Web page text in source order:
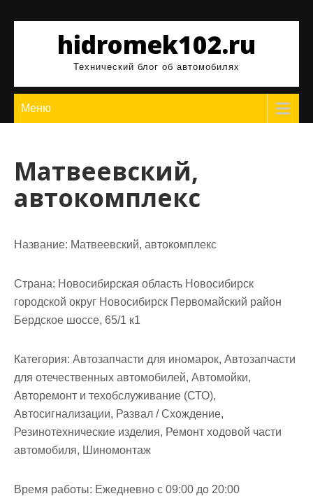
содержимомуhidromek102.ru
Технический блог об автомобилях
Меню
Матвеевский,
автокомплекс
Название: Матвеевский, автокомплекс
Страна: Новосибирская область Новосибирск
городской округ Новосибирск Первомайский район
Бердское шоссе, 65/1 к1
Категория: Автозапчасти для иномарок, Автозапчасти
для отечественных автомобилей, Автомойки,
Авторемонт и техобслуживание (СТО),
Автосигнализации, Развал / Схождение,
Резинотехнические изделия, Ремонт ходовой части
автомобиля, Шиномонтаж
Время работы: Ежедневно с 09:00 до 20:00